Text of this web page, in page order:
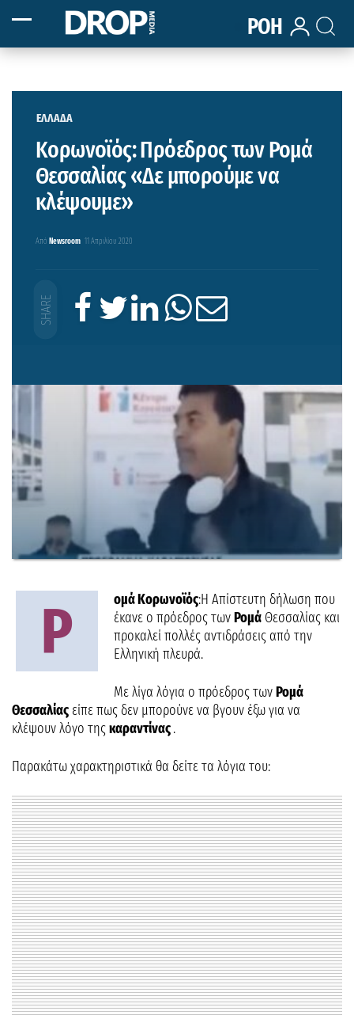
ΡΟΗ
ΕΛΛΑΔΑ
Κορωνοϊός: Πρόεδρος των Ρομά
Θεσσαλίας «Δε μπορούμε να
κλέψουμε»
Από Newsroom 11 Απριλίου 2020
Ρ ομά Κορωνοϊός:Η Απίστευτη δήλωση που
έκανε ο πρόεδρος τωνΡομά Θεσσαλίας και
προκαλεί πολλές αντιδράσεις από την
Ελληνική πλευρά.
Με λίγα λόγια ο πρόεδρος τωνΡομά
Θεσσαλίας είπε πως δεν μπορούνε να βγουν έξω για να
κλέψουν λόγο τηςκαραντίνας.
Παρακάτω χαρακτηριστικά θα δείτε τα λόγια του: